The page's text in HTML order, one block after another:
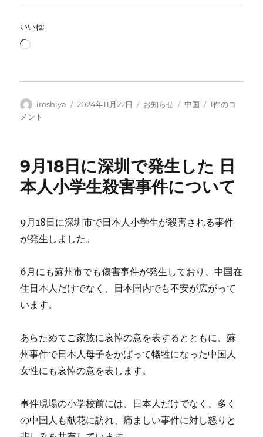
いいね:
読
中…
投
稿
iroshiya
投
2024年11月22日
カ
お知らせ
タ
中国
日
ビ
免
開
1件のコ
メント
9月18日に深圳で発生した 日
本人小学生殺害事件について
9月18日に深圳市で日本人小学生が殺害される事件
が発生しました。
6月にも蘇州市でも傷害事件が発生しており、中国在
住日本人だけでなく、日本国内でも不安が広がって
います。
あらためてご家族に哀悼の意を表するとともに、蘇
州事件で日本人母子をかばって犠牲になった中国人
女性にも哀悼の意を表します。
事件現場の小学校前には、日本人だけでなく、多く
の中国人も献花に訪れ、痛ましい事件に対し怒りと